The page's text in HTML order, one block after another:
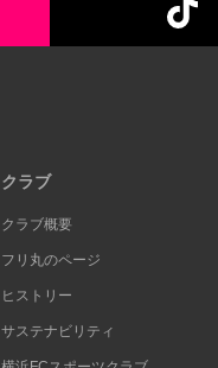
クラブ
クラブ概要
フリ丸のページ
ヒストリー
サステナビリティ